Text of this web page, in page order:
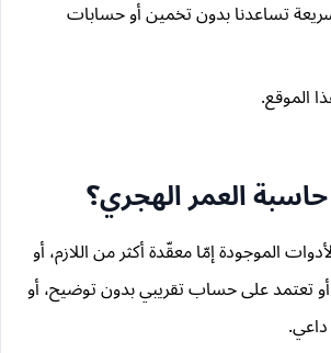
تساعدنا بدون تخمين أو حسابات
الموقع.
حاسبة العمر الهجري؟
الموجودة إمّا معقّدة أكثر من اللازم، أو
أو تعتمد على حساب تقريبي بدون توضيح، أو
داعي.